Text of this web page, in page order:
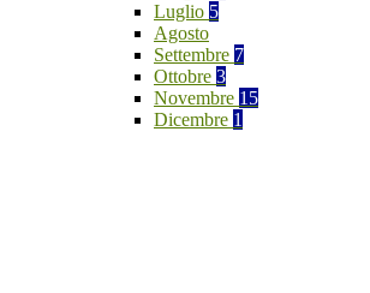
Luglio 5
Agosto
Settembre 7
Ottobre 3
Novembre 15
Dicembre 1